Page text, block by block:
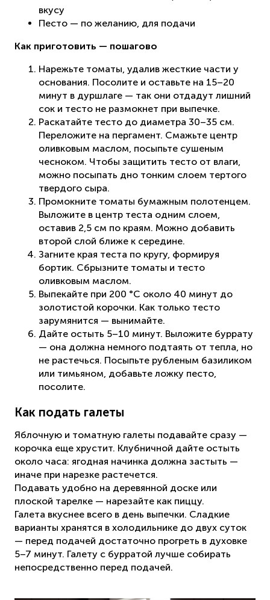
вкусу
Песто — по желанию, для подачи
Как приготовить — пошагово
Нарежьте томаты, удалив жесткие части у
основания. Посолите и оставьте на 15–20
минут в дуршлаге — так они отдадут лишний
сок и тесто не размокнет при выпечке.
Раскатайте тесто до диаметра 30–35 см.
Переложите на пергамент. Смажьте центр
оливковым маслом, посыпьте сушеным
чесноком. Чтобы защитить тесто от влаги,
можно посыпать дно тонким слоем тертого
твердого сыра.
Промокните томаты бумажным полотенцем.
Выложите в центр теста одним слоем,
оставив 2,5 см по краям. Можно добавить
второй слой ближе к середине.
Загните края теста по кругу, формируя
бортик. Сбрызните томаты и тесто
оливковым маслом.
Выпекайте при 200 °C около 40 минут до
золотистой корочки. Как только тесто
зарумянится — вынимайте.
Дайте остыть 5–10 минут. Выложите буррату
— она должна немного подтаять от тепла, но
не растечься. Посыпьте рубленым базиликом
или тимьяном, добавьте ложку песто,
посолите.
Как подать галеты
Яблочную и томатную галеты подавайте сразу —
корочка еще хрустит. Клубничной дайте остыть
около часа: ягодная начинка должна застыть —
иначе при нарезке растечется.
Подавать удобно на деревянной доске или
плоской тарелке — нарезайте как пиццу.
Галета вкуснее всего в день выпечки. Сладкие
варианты хранятся в холодильнике до двух суток
— перед подачей достаточно прогреть в духовке
5–7 минут. Галету с бурратой лучше собирать
непосредственно перед подачей.